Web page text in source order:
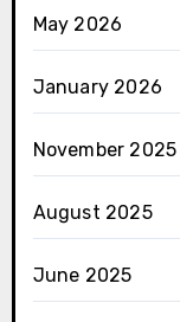
May 2026
January 2026
November 2025
August 2025
June 2025